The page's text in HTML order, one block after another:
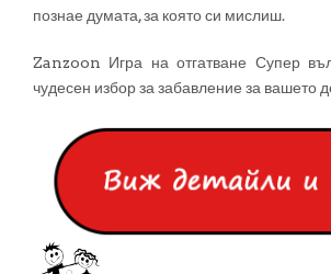
познае думата, за която си мислиш.
Zanzoon Игра на отгатване Супер
чудесен избор за забавление за вашето